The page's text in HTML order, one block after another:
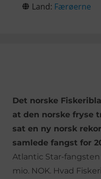
Land: Færøerne
Det norske
at den norske fryse
sat en ny norsk
samlede fangst for
Atlantic Star-fangsten
mio. NOK. Hvad